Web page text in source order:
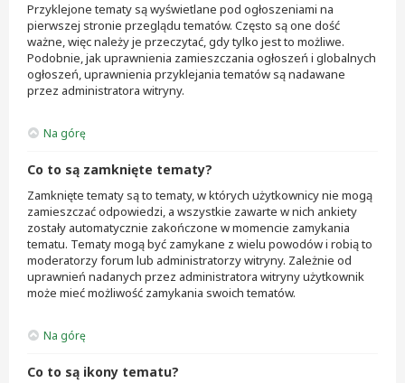
Przyklejone tematy są wyświetlane pod ogłoszeniami na
pierwszej stronie przeglądu tematów. Często są one dość
ważne, więc należy je przeczytać, gdy tylko jest to możliwe.
Podobnie, jak uprawnienia zamieszczania ogłoszeń i globalnych
ogłoszeń, uprawnienia przyklejania tematów są nadawane
przez administratora witryny.
Na górę
Co to są zamknięte tematy?
Zamknięte tematy są to tematy, w których użytkownicy nie mogą
zamieszczać odpowiedzi, a wszystkie zawarte w nich ankiety
zostały automatycznie zakończone w momencie zamykania
tematu. Tematy mogą być zamykane z wielu powodów i robią to
moderatorzy forum lub administratorzy witryny. Zależnie od
uprawnień nadanych przez administratora witryny użytkownik
może mieć możliwość zamykania swoich tematów.
Na górę
Co to są ikony tematu?